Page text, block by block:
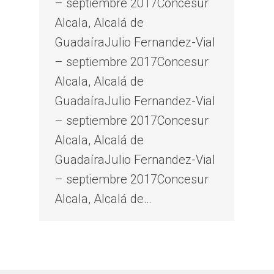
Alcala, Alcalá de
GuadaíraJulio Fernandez-Vial
– septiembre 2017Concesur
Alcala, Alcalá de
GuadaíraJulio Fernandez-Vial
– septiembre 2017Concesur
Alcala, Alcalá de
GuadaíraJulio Fernandez-Vial
– septiembre 2017Concesur
Alcala, Alcalá de…